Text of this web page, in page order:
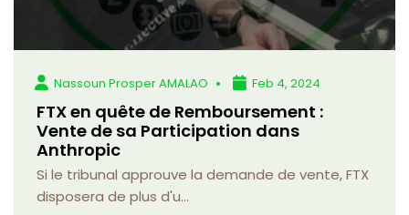
Nassoun Prosper AMALAO Feb 4, 2024
FTX en quête de Remboursement :
Vente de sa Participation dans
Anthropic
Si le tribunal approuve la demande de vente, FTX
disposera de plus d'u...